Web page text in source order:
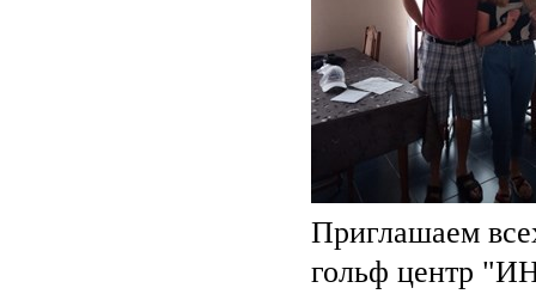
Приглашаем
гольф центр